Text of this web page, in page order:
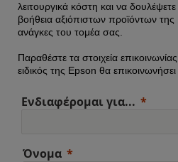
λειτουργικά κόστη και να
βοήθεια αξιόπιστων προϊόντων της
ανάγκες του τομέα σας.
Παραθέστε τα στοιχεία
ειδικός της Epson θα επικοινωνήσει
Ενδιαφέρομαι για...
Όνομα